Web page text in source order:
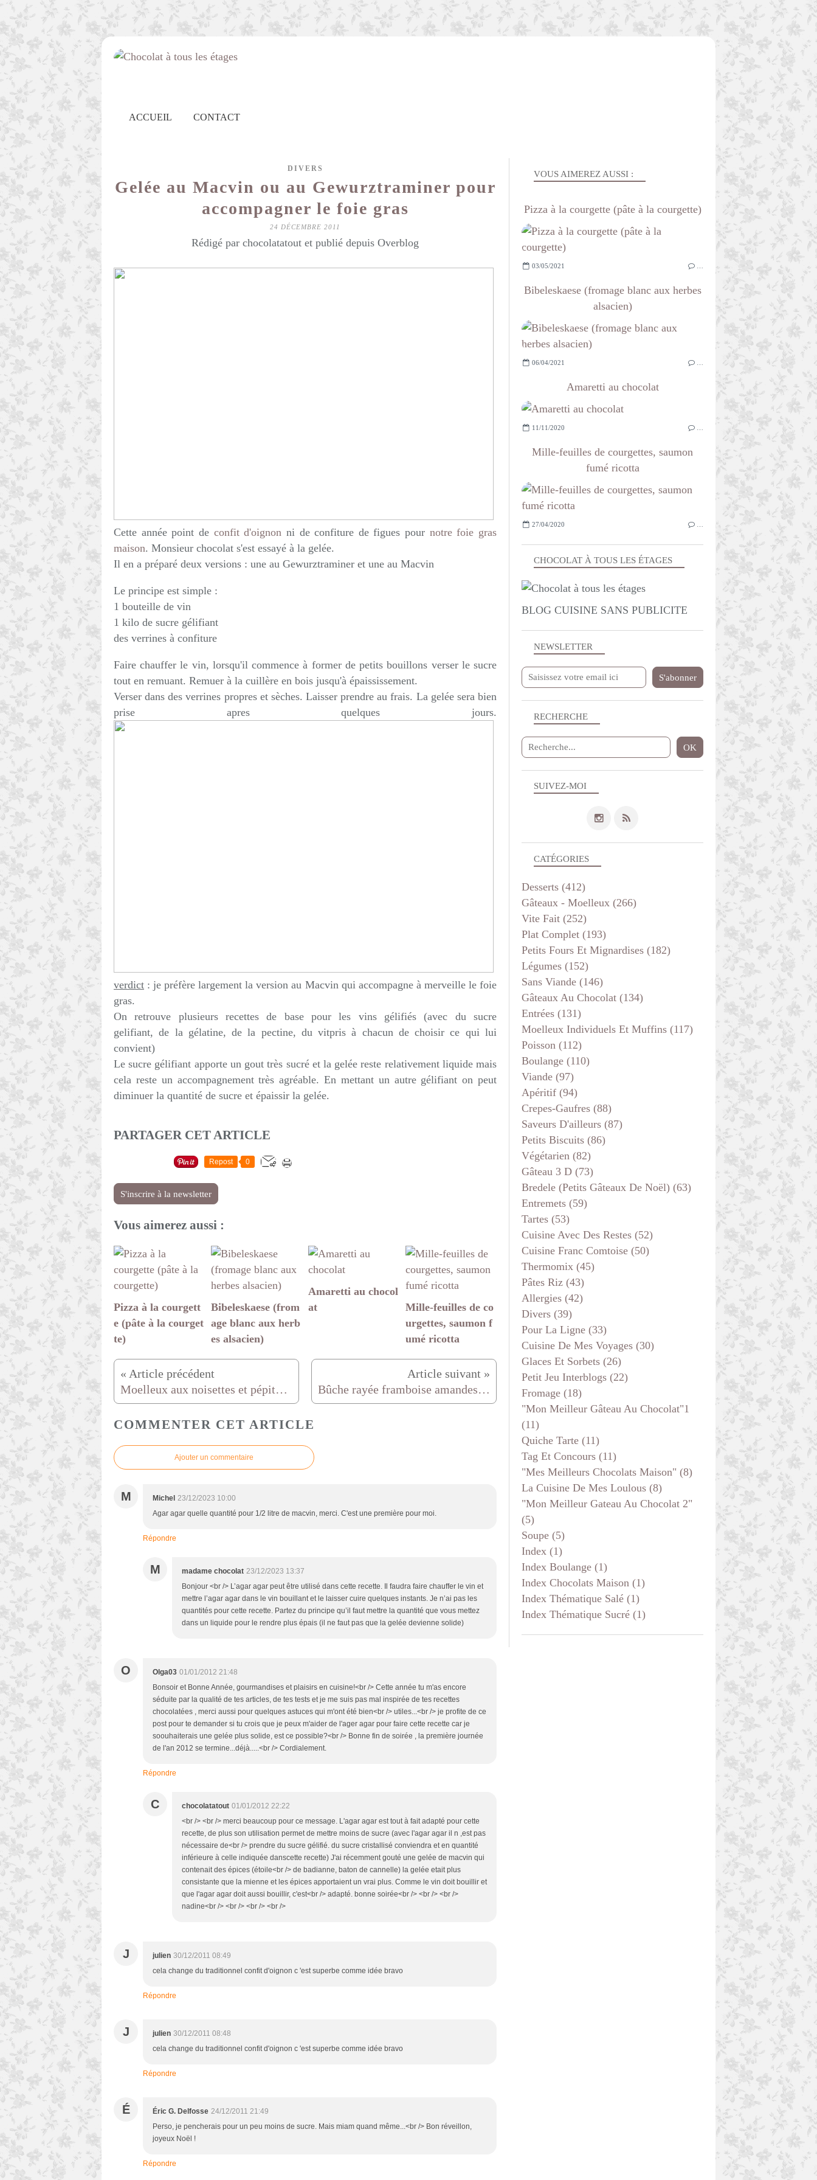
ACCUEIL CONTACT
DIVERS
Gelée au Macvin ou au Gewurztraminer pour
accompagner le foie gras
24 DÉCEMBRE 2011
Rédigé par chocolatatout et publié depuis Overblog
Cette année point de confit d'oignon ni de confiture de figues pour notre foie gras
maison. Monsieur chocolat s'est essayé à la gelée.
Il en a préparé deux versions : une au Gewurztraminer et une au Macvin
Le principe est simple :
1 bouteille de vin
1 kilo de sucre gélifiant
des verrines à confiture
Faire chauffer le vin, lorsqu'il commence à former de petits bouillons verser le sucre
tout en remuant. Remuer à la cuillère en bois jusqu'à épaississement.
Verser dans des verrines propres et sèches. Laisser prendre au frais. La gelée sera bien
prise apres quelques jours.
verdict : je préfère largement la version au Macvin qui accompagne à merveille le foie
gras.
On retrouve plusieurs recettes de base pour les vins gélifiés (avec du sucre
gelifiant, de la gélatine, de la pectine, du vitpris à chacun de choisir ce qui lui
convient)
Le sucre gélifiant apporte un gout très sucré et la gelée reste relativement liquide mais
cela reste un accompagnement très agréable. En mettant un autre gélifiant on peut
diminuer la quantité de sucre et épaissir la gelée.
PARTAGER CET ARTICLE
Repost 0
S'inscrire à la newsletter
Vous aimerez aussi :
Pizza à la courgett
e (pâte à la courget
te)
Bibeleskaese (from
age blanc aux herb
es alsacien)
Amaretti au chocol
at
Mille-feuilles de co
urgettes, saumon f
umé ricotta
Moelleux aux noisettes et pépites de chocolat, plus moelleux c'est pas possible ! Bûche rayée framboise amandes et crème brulée
COMMENTER CET ARTICLE
Ajouter un commentaire
M Michel 23/12/2023 10:00
Agar agar quelle quantité pour 1/2 litre de macvin, merci. C'est une première pour moi.
Répondre
M madame chocolat 23/12/2023 13:37
Bonjour <br /> L’agar agar peut être utilisé dans cette recette. Il faudra faire chauffer le vin et
mettre l’agar agar dans le vin bouillant et le laisser cuire quelques instants. Je n’ai pas les
quantités pour cette recette. Partez du principe qu’il faut mettre la quantité que vous mettez
dans un liquide pour le rendre plus épais (il ne faut pas que la gelée devienne solide)
O Olga03 01/01/2012 21:48
Bonsoir et Bonne Année, gourmandises et plaisirs en cuisine!<br /> Cette année tu m'as encore
séduite par la qualité de tes articles, de tes tests et je me suis pas mal inspirée de tes recettes
chocolatées , merci aussi pour quelques astuces qui m'ont été bien<br /> utiles...<br /> je profite de ce
post pour te demander si tu crois que je peux m'aider de l'ager agar pour faire cette recette car je
soouhaiterais une gelée plus solide, est ce possible?<br /> Bonne fin de soirée , la première journée
de l'an 2012 se termine...déjà.....<br /> Cordialement.
Répondre
C chocolatatout 01/01/2012 22:22
<br /> <br /> merci beaucoup pour ce message. L'agar agar est tout à fait adapté pour cette
recette, de plus son utilisation permet de mettre moins de sucre (avec l'agar agar il n ,est pas
nécessaire de<br /> prendre du sucre gélifié. du sucre cristallisé conviendra et en quantité
inférieure à celle indiquée danscette recette) J'ai récemment gouté une gelée de macvin qui
contenait des épices (étoile<br /> de badianne, baton de cannelle) la gelée etait plus
consistante que la mienne et les épices apportaient un vrai plus. Comme le vin doit bouillir et
que l'agar agar doit aussi bouillir, c'est<br /> adapté. bonne soirée<br /> <br /> <br />
nadine<br /> <br /> <br /> <br />
J julien 30/12/2011 08:49
cela change du traditionnel confit d'oignon c 'est superbe comme idée bravo
Répondre
J julien 30/12/2011 08:48
cela change du traditionnel confit d'oignon c 'est superbe comme idée bravo
Répondre
É Éric G. Delfosse 24/12/2011 21:49
Perso, je pencherais pour un peu moins de sucre. Mais miam quand même...<br /> Bon réveillon,
joyeux Noël !
Répondre
NEWSLETTER
SUIVEZ-MOI
RECHERCHE
CHOCOLAT À TOUS LES ÉTAGES
BLOG CUISINE SANS PUBLICITE
VOUS AIMEREZ AUSSI :
Pizza à la courgette (pâte à la courgette)
03/05/2021
Bibeleskaese (fromage blanc aux herbes
alsacien)
06/04/2021
Amaretti au chocolat
11/11/2020
Mille-feuilles de courgettes, saumon
fumé ricotta
27/04/2020
CATÉGORIES
Desserts (412)
Gâteaux - Moelleux (266)
Vite Fait (252)
Plat Complet (193)
Petits Fours Et Mignardises (182)
Légumes (152)
Sans Viande (146)
Gâteaux Au Chocolat (134)
Entrées (131)
Moelleux Individuels Et Muffins (117)
Poisson (112)
Boulange (110)
Viande (97)
Apéritif (94)
Crepes-Gaufres (88)
Saveurs D'ailleurs (87)
Petits Biscuits (86)
Végétarien (82)
Gâteau 3 D (73)
Bredele (petits Gâteaux De Noël) (63)
Entremets (59)
Tartes (53)
Cuisine Avec Des Restes (52)
Cuisine Franc Comtoise (50)
Thermomix (45)
Pâtes Riz (43)
Allergies (42)
Divers (39)
Pour La Ligne (33)
Cuisine De Mes Voyages (30)
Glaces Et Sorbets (26)
Petit Jeu Interblogs (22)
Fromage (18)
"mon Meilleur Gâteau Au Chocolat"1
(11)
Quiche Tarte (11)
Tag Et Concours (11)
"mes Meilleurs Chocolats Maison" (8)
La Cuisine De Mes Loulous (8)
"mon Meilleur Gateau Au Chocolat 2"
(5)
Soupe (5)
Index (1)
Index Boulange (1)
Index Chocolats Maison (1)
Index Thématique Salé (1)
Index Thématique Sucré (1)